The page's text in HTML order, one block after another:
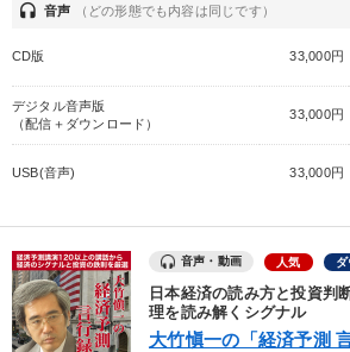
headset 音声 （どの形態でも内容は同じです）
CD版 33,000円
デジタル音声版
（配信＋ダウンロード）
33,000円
USB(音声) 33,000円
音声・動画 人気
日本経済の読み方と投資判
理を読み解くシグナル
大竹愼一の「経済予測